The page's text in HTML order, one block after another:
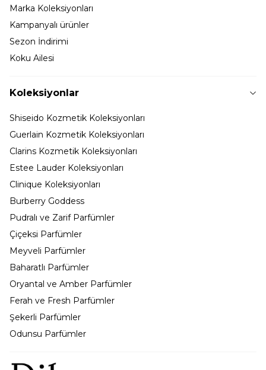
Marka Koleksiyonları
Kampanyalı ürünler
Sezon İndirimi
Koku Ailesi
Koleksiyonlar
Shiseido Kozmetik Koleksiyonları
Guerlain Kozmetik Koleksiyonları
Clarins Kozmetik Koleksiyonları
Estee Lauder Koleksiyonları
Clinique Koleksiyonları
Burberry Goddess
Pudralı ve Zarif Parfümler
Çiçeksi Parfümler
Meyveli Parfümler
Baharatlı Parfümler
Oryantal ve Amber Parfümler
Ferah ve Fresh Parfümler
Şekerli Parfümler
Odunsu Parfümler